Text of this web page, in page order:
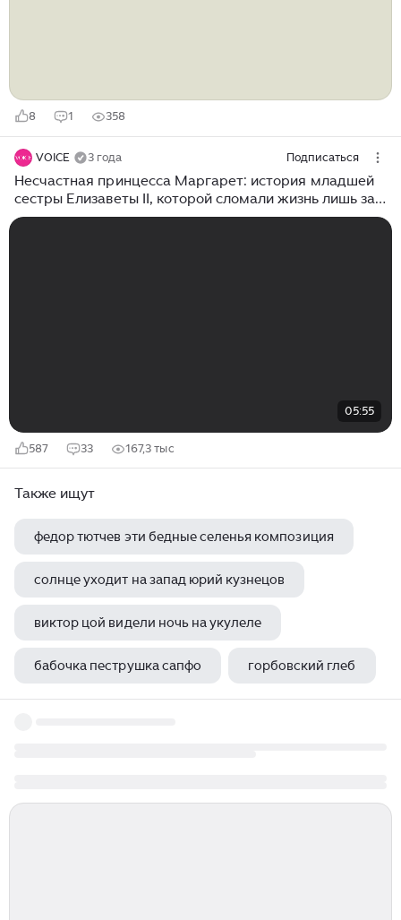
8 1 358
VOICE 3 года Подписаться
Несчастная принцесса Маргарет: история младшей
сестры Елизаветы II, которой сломали жизнь лишь за
то, что она во всем превосходила королеву
05:55
587 33 167,3 тыс
Также ищут
федор тютчев эти бедные селенья композиция
солнце уходит на запад юрий кузнецов
виктор цой видели ночь на укулеле
бабочка пеструшка сапфо горбовский глеб